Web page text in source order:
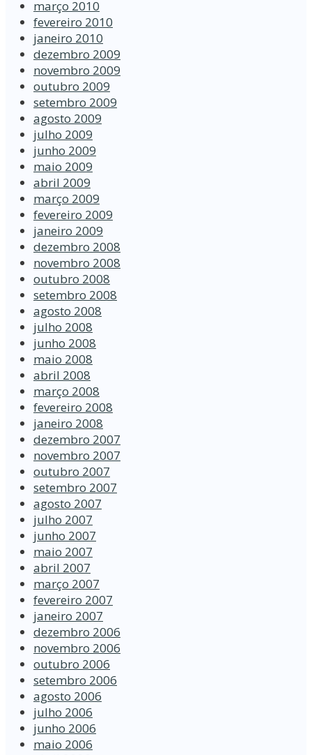
março 2010
fevereiro 2010
janeiro 2010
dezembro 2009
novembro 2009
outubro 2009
setembro 2009
agosto 2009
julho 2009
junho 2009
maio 2009
abril 2009
março 2009
fevereiro 2009
janeiro 2009
dezembro 2008
novembro 2008
outubro 2008
setembro 2008
agosto 2008
julho 2008
junho 2008
maio 2008
abril 2008
março 2008
fevereiro 2008
janeiro 2008
dezembro 2007
novembro 2007
outubro 2007
setembro 2007
agosto 2007
julho 2007
junho 2007
maio 2007
abril 2007
março 2007
fevereiro 2007
janeiro 2007
dezembro 2006
novembro 2006
outubro 2006
setembro 2006
agosto 2006
julho 2006
junho 2006
maio 2006